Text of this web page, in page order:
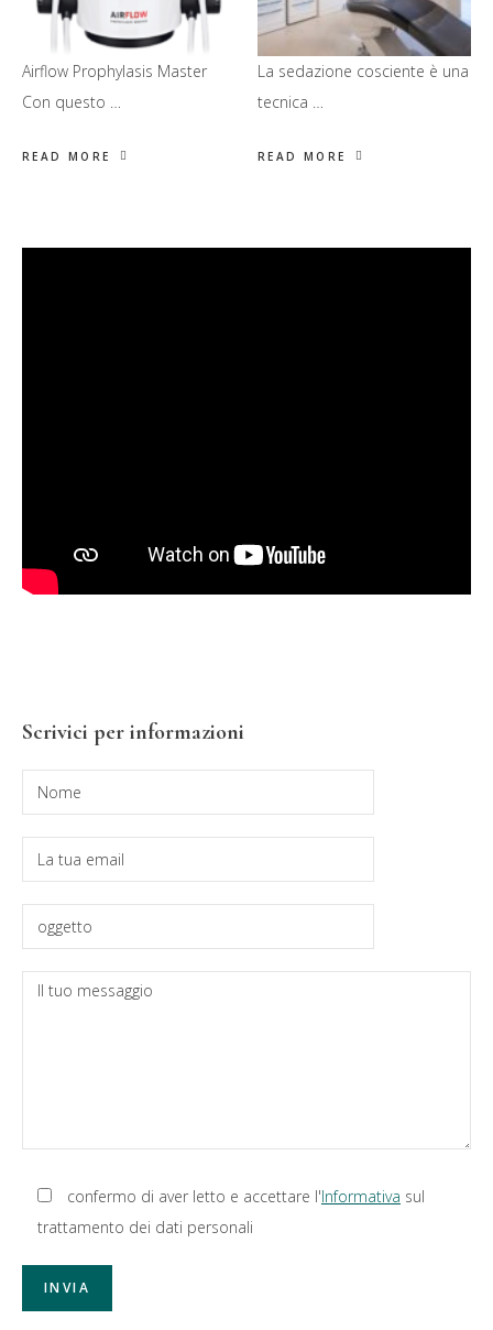
Airflow Prophylasis Master
Con questo …
READ MORE
La sedazione cosciente è una
tecnica …
READ MORE
Scrivici per informazioni
confermo di aver letto e accettare l'Informativa sul
trattamento dei dati personali